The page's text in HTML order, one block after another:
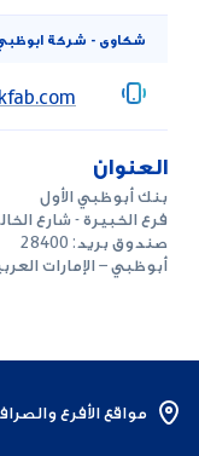
شكاوى - شركة ابوظبي
العنوان
بنك أبوظبي الأول
فرع الخبيرة - شارع
صندوق بريد: 28400
أبوظبي – الإمارات
مواقع الأفرع